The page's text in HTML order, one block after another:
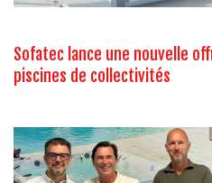
Sofatec lance une nouvelle
piscines de collectivités